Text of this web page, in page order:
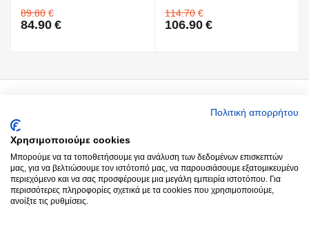
Black - Sleeved Booster 1
ΤΜΧ.
89.80 €
84.90 €
Κάρτες Pokemon TCG – Mega
Evolution 05 Pitch Black - 3-
114.70 €
106.90 €
Around you
Παραγγελίες
Πολιτική απορρήτου
Χρησιμοποιούμε cookies
Μπορούμε να τα τοποθετήσουμε για ανάλυση των δεδομένων επισκεπτών
μας, για να βελτιώσουμε τον ιστότοπό μας, να παρουσιάσουμε εξατομικευμένο
περιεχόμενο και να σας προσφέρουμε μια μεγάλη εμπειρία ιστοτόπου. Για
περισσότερες πληροφορίες σχετικά με τα cookies που χρησιμοποιούμε,
ανοίξτε τις ρυθμίσεις.